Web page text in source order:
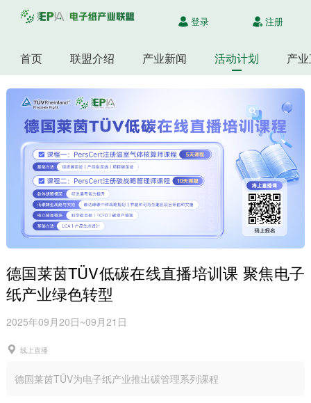
登录 注册
首页 联盟介绍 产业新闻 活动计划 产
德国莱茵TÜV低碳在线直播培训课 聚焦电子
纸产业绿色转型
2025年09月20日~09月21日
线上直播
德国莱茵TÜV为电子纸产业推出碳管理系列课程